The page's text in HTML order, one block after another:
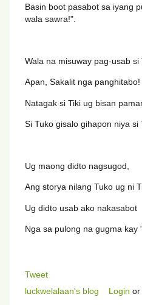
Basin boot pasabot sa iyang
wala sawra!".
Wala na misuway pag-usab
Apan, Sakalit nga panghitabo!
Natagak si Tiki ug bisan
Si Tuko gisalo gihapon niya
Ug maong didto nagsugod,
Ang storya nilang Tuko ug ni
Ug didto usab ako nakasabot
Nga sa pulong na gugma kay
Tweet
luckwelalaan's blog
Login or